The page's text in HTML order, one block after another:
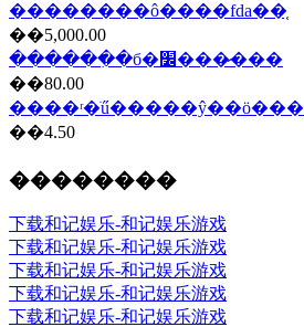
��������ô����fda��֤
��5,000.00
������ִ�б�׼���̷���
��80.00
����ʳ�ֺű�����ŷ��ö���
��4.50
��������
下载和记娱乐-和记娱乐游戏
下载和记娱乐-和记娱乐游戏
下载和记娱乐-和记娱乐游戏
下载和记娱乐-和记娱乐游戏
下载和记娱乐-和记娱乐游戏